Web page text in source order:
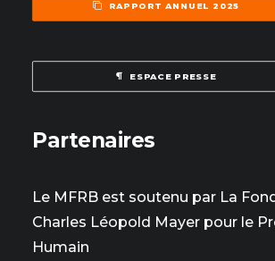
RAPPORT ANNUEL 2025
ESPACE PRESSE
Partenaires
Le MFRB est soutenu par La
Charles Léopold Mayer pour le
Humain